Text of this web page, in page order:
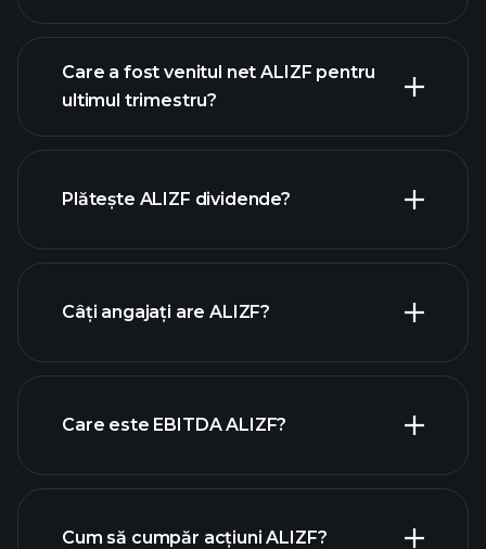
rapoartele
Care a fost venitul net ALIZF pentru
ultimul trimestru?
Plătește ALIZF dividende?
acțiuni cu dividende mari
Câți angajați are ALIZF?
Care este EBITDA ALIZF?
Cum să cumpăr acțiuni ALIZF?